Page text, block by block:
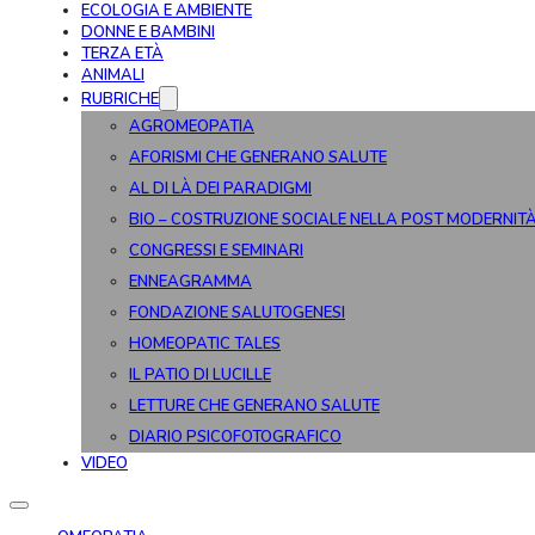
ECOLOGIA E AMBIENTE
DONNE E BAMBINI
TERZA ETÀ
ANIMALI
RUBRICHE
AGROMEOPATIA
AFORISMI CHE GENERANO SALUTE
AL DI LÀ DEI PARADIGMI
BIO – COSTRUZIONE SOCIALE NELLA POST
CONGRESSI E SEMINARI
ENNEAGRAMMA
FONDAZIONE SALUTOGENESI
HOMEOPATIC TALES
IL PATIO DI LUCILLE
LETTURE CHE GENERANO SALUTE
DIARIO PSICOFOTOGRAFICO
VIDEO